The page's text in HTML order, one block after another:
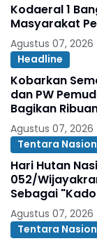
Kodaeral 1
Masyarakat
Agustus 07, 2026
Headline
Kobarkan
dan PW
Bagikan
Agustus 07, 2026
Tentara
Hari Hutan
052/
Sebagai
Agustus 07, 2026
Tentara